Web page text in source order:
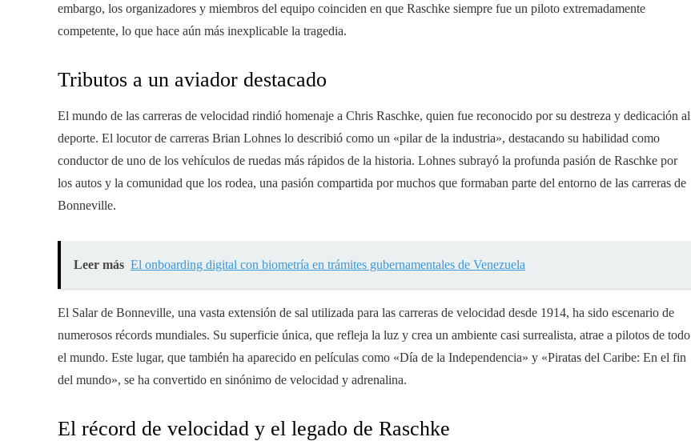
embargo, los organizadores y miembros del equipo coinciden en que Raschke siempre fue un piloto extremadamente
competente, lo que hace aún más inexplicable la tragedia.
Tributos a un aviador destacado
El mundo de las carreras de velocidad rindió homenaje a Chris Raschke, quien fue reconocido por su destreza y dedicación al
deporte. El locutor de carreras Brian Lohnes lo describió como un «pilar de la industria», destacando su habilidad como
conductor de uno de los vehículos de ruedas más rápidos de la historia. Lohnes subrayó la profunda pasión de Raschke por
los autos y la comunidad que los rodea, una pasión compartida por muchos que formaban parte del entorno de las carreras de
Bonneville.
Leer más El onboarding digital con biometría en trámites gubernamentales de Venezuela
El Salar de Bonneville, una vasta extensión de sal utilizada para las carreras de velocidad desde 1914, ha sido escenario de
numerosos récords mundiales. Su superficie única, que refleja la luz y crea un ambiente casi surrealista, atrae a pilotos de todo
el mundo. Este lugar, que también ha aparecido en películas como «Día de la Independencia» y «Piratas del Caribe: En el fin
del mundo», se ha convertido en sinónimo de velocidad y adrenalina.
El récord de velocidad y el legado de Raschke